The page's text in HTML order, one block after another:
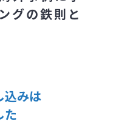
グの鉄則と
込みは
た